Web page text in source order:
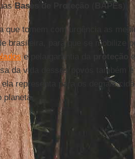
Bases de Proteção BAPEs
que tomem com urgência as
brasileira, para que se mobilize
e pela garantia da proteção e
da vida desses povos também
representa para os demais